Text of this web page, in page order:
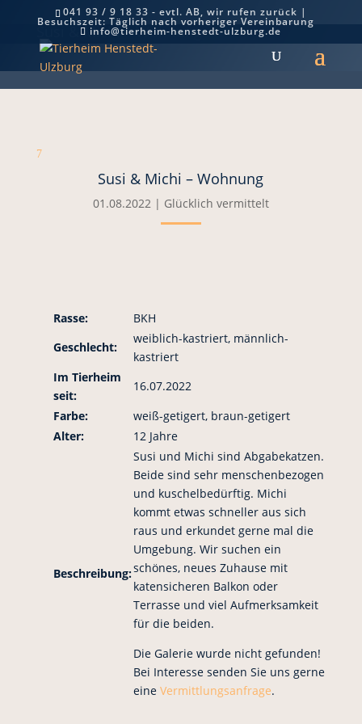
041 93 / 9 18 33 - evtl. AB, wir rufen zurück |
Besuchszeit: Täglich nach vorheriger Vereinbarung
info@tierheim-henstedt-ulzburg.de
Susi & Michi – Wohnung
7
Susi & Michi – Wohnung
01.08.2022| Glücklich vermittelt
Rasse:
BKH
Geschlecht:
weiblich-kastriert, männlich-
kastriert
Im Tierheim
seit:
16.07.2022
Farbe:
weiß-getigert, braun-getigert
Alter:
12 Jahre
Beschreibung:
Susi und Michi sind Abgabekatzen.
Beide sind sehr menschenbezogen
und kuschelbedürftig. Michi
kommt etwas schneller aus sich
raus und erkundet gerne mal die
Umgebung. Wir suchen ein
schönes, neues Zuhause mit
katensicheren Balkon oder
Terrasseund viel Aufmerksamkeit
für die beiden.
Die Galerie wurde nicht gefunden!
Bei Interesse senden Sie uns gerne
eine Vermittlungsanfrage.